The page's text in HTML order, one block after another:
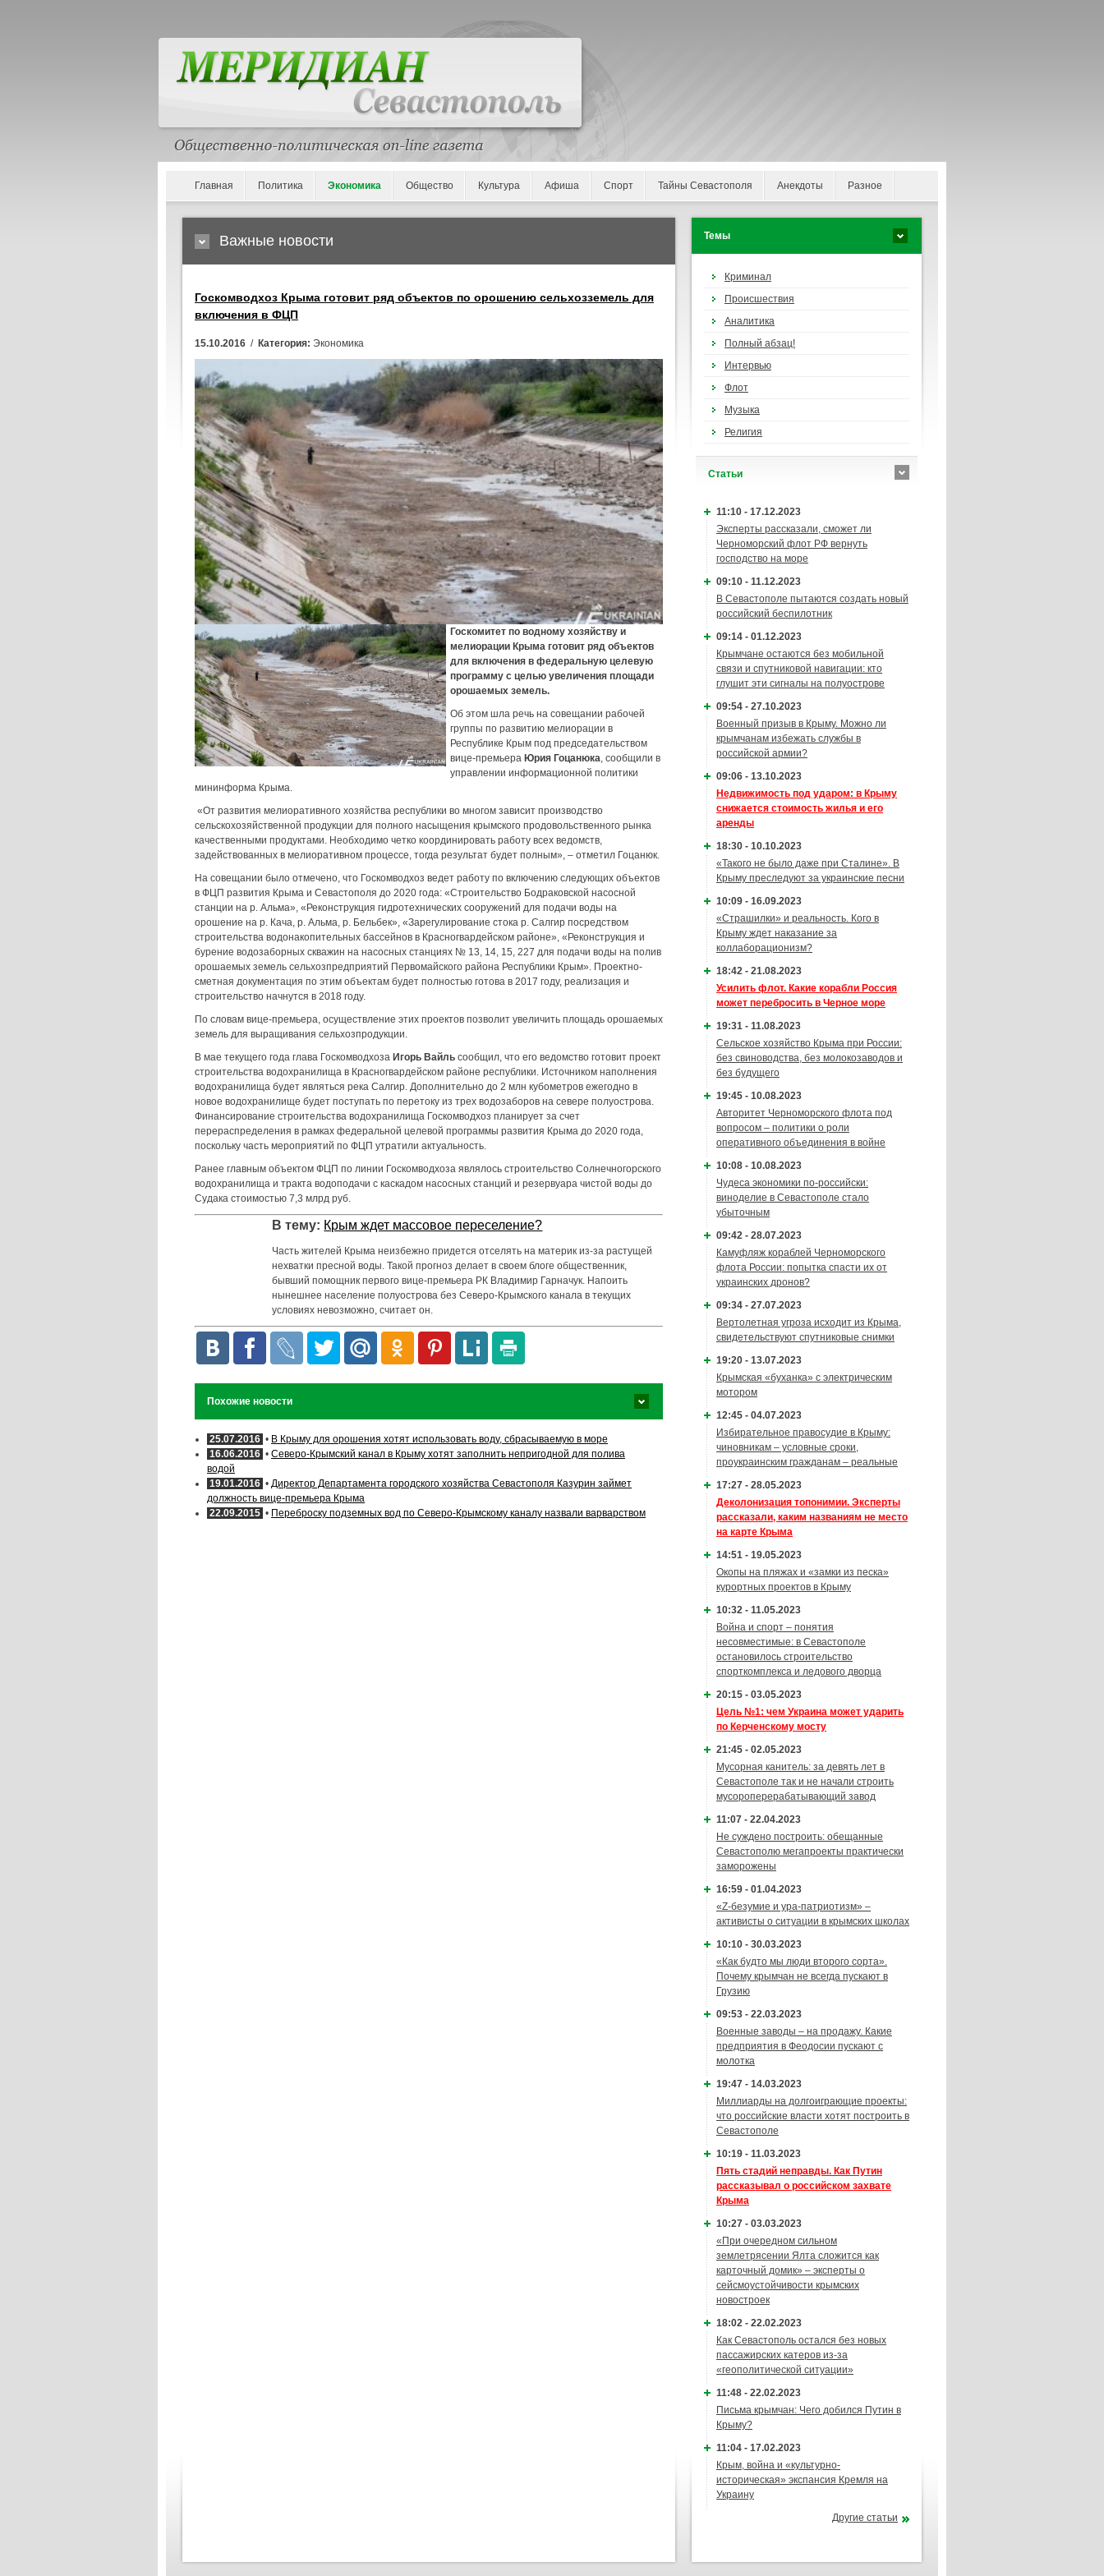
Главная Политика Экономика Общество Культура Афиша Спорт Тайны Севастополя Анекдоты Разное
Важные новости
Госкомводхоз Крыма готовит ряд объектов по орошению сельхозземель для
включения в ФЦП
15.10.2016 / Категория: Экономика
Госкомитет по водному хозяйству и
мелиорации Крыма готовит ряд объектов
для включения в федеральную целевую
программу с целью увеличения площади
орошаемых земель.
Об этом шла речь на совещании рабочей
группы по развитию мелиорации в
Республике Крым под председательством
вице-премьера Юрия Гоцанюка, сообщили в
управлении информационной политики
мининформа Крыма.
«От развития мелиоративного хозяйства республики во многом зависит производство
сельскохозяйственной продукции для полного насыщения крымского продовольственного рынка
качественными продуктами. Необходимо четко координировать работу всех ведомств,
задействованных в мелиоративном процессе, тогда результат будет полным», – отметил Гоцанюк.
На совещании было отмечено, что Госкомводхоз ведет работу по включению следующих объектов
в ФЦП развития Крыма и Севастополя до 2020 года: «Строительство Бодраковской насосной
станции на р. Альма», «Реконструкция гидротехнических сооружений для подачи воды на
орошение на р. Кача, р. Альма, р. Бельбек», «Зарегулирование стока р. Салгир посредством
строительства водонакопительных бассейнов в Красногвардейском районе», «Реконструкция и
бурение водозаборных скважин на насосных станциях № 13, 14, 15, 227 для подачи воды на полив
орошаемых земель сельхозпредприятий Первомайского района Республики Крым». Проектно-
сметная документация по этим объектам будет полностью готова в 2017 году, реализация и
строительство начнутся в 2018 году.
По словам вице-премьера, осуществление этих проектов позволит увеличить площадь орошаемых
земель для выращивания сельхозпродукции.
В мае текущего года глава Госкомводхоза Игорь Вайль сообщил, что его ведомство готовит проект
строительства водохранилища в Красногвардейском районе республики. Источником наполнения
водохранилища будет являться река Салгир. Дополнительно до 2 млн кубометров ежегодно в
новое водохранилище будет поступать по перетоку из трех водозаборов на севере полуострова.
Финансирование строительства водохранилища Госкомводхоз планирует за счет
перераспределения в рамках федеральной целевой программы развития Крыма до 2020 года,
поскольку часть мероприятий по ФЦП утратили актуальность.
Ранее главным объектом ФЦП по линии Госкомводхоза являлось строительство Солнечногорского
водохранилища и тракта водоподачи с каскадом насосных станций и резервуара чистой воды до
Судака стоимостью 7,3 млрд руб.
В тему: Крым ждет массовое переселение?
Часть жителей Крыма неизбежно придется отселять на материк из-за растущей
нехватки пресной воды. Такой прогноз делает в своем блоге общественник,
бывший помощник первого вице-премьера РК Владимир Гарначук. Напоить
нынешнее население полуострова без Северо-Крымского канала в текущих
условиях невозможно, считает он.
Похожие новости
25.07.2016 • В Крыму для орошения хотят использовать воду, сбрасываемую в море
16.06.2016 • Северо-Крымский канал в Крыму хотят заполнить непригодной для полива
водой
19.01.2016 • Директор Департамента городского хозяйства Севастополя Казурин займет
должность вице-премьера Крыма
22.09.2015 • Переброску подземных вод по Северо-Крымскому каналу назвали варварством
Темы
Криминал
Происшествия
Аналитика
Полный абзац!
Интервью
Флот
Музыка
Религия
Cтатьи
11:10 - 17.12.2023
Эксперты рассказали, сможет ли
Черноморский флот РФ вернуть
господство на море
09:10 - 11.12.2023
В Севастополе пытаются создать новый
российский беспилотник
09:14 - 01.12.2023
Крымчане остаются без мобильной
связи и спутниковой навигации: кто
глушит эти сигналы на полуострове
09:54 - 27.10.2023
Военный призыв в Крыму. Можно ли
крымчанам избежать службы в
российской армии?
09:06 - 13.10.2023
Недвижимость под ударом: в Крыму
снижается стоимость жилья и его
аренды
18:30 - 10.10.2023
«Такого не было даже при Сталине». В
Крыму преследуют за украинские песни
10:09 - 16.09.2023
«Страшилки» и реальность. Кого в
Крыму ждет наказание за
коллаборационизм?
18:42 - 21.08.2023
Усилить флот. Какие корабли Россия
может перебросить в Черное море
19:31 - 11.08.2023
Сельское хозяйство Крыма при России:
без свиноводства, без молокозаводов и
без будущего
19:45 - 10.08.2023
Авторитет Черноморского флота под
вопросом – политики о роли
оперативного объединения в войне
10:08 - 10.08.2023
Чудеса экономики по-российски:
виноделие в Севастополе стало
убыточным
09:42 - 28.07.2023
Камуфляж кораблей Черноморского
флота России: попытка спасти их от
украинских дронов?
09:34 - 27.07.2023
Вертолетная угроза исходит из Крыма,
свидетельствуют спутниковые снимки
19:20 - 13.07.2023
Крымская «буханка» с электрическим
мотором
12:45 - 04.07.2023
Избирательное правосудие в Крыму:
чиновникам – условные сроки,
проукраинским гражданам – реальные
17:27 - 28.05.2023
Деколонизация топонимии. Эксперты
рассказали, каким названиям не место
на карте Крыма
14:51 - 19.05.2023
Окопы на пляжах и «замки из песка»
курортных проектов в Крыму
10:32 - 11.05.2023
Война и спорт – понятия
несовместимые: в Севастополе
остановилось строительство
спорткомплекса и ледового дворца
20:15 - 03.05.2023
Цель №1: чем Украина может ударить
по Керченскому мосту
21:45 - 02.05.2023
Мусорная канитель: за девять лет в
Севастополе так и не начали строить
мусороперерабатывающий завод
11:07 - 22.04.2023
Не суждено построить: обещанные
Севастополю мегапроекты практически
заморожены
16:59 - 01.04.2023
«Z-безумие и ура-патриотизм» –
активисты о ситуации в крымских школах
10:10 - 30.03.2023
«Как будто мы люди второго сорта».
Почему крымчан не всегда пускают в
Грузию
09:53 - 22.03.2023
Военные заводы – на продажу. Какие
предприятия в Феодосии пускают с
молотка
19:47 - 14.03.2023
Миллиарды на долгоиграющие проекты:
что российские власти хотят построить в
Севастополе
10:19 - 11.03.2023
Пять стадий неправды. Как Путин
рассказывал о российском захвате
Крыма
10:27 - 03.03.2023
«При очередном сильном
землетрясении Ялта сложится как
карточный домик» – эксперты о
сейсмоустойчивости крымских
новостроек
18:02 - 22.02.2023
Как Севастополь остался без новых
пассажирских катеров из-за
«геополитической ситуации»
11:48 - 22.02.2023
Письма крымчан: Чего добился Путин в
Крыму?
11:04 - 17.02.2023
Крым, война и «культурно-
историческая» экспансия Кремля на
Украину
Другие статьи